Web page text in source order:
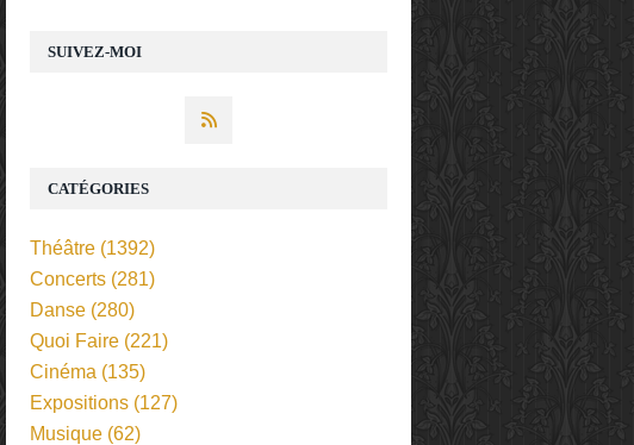
SUIVEZ-MOI
CATÉGORIES
Théâtre (1392)
Concerts (281)
Danse (280)
Quoi Faire (221)
Cinéma (135)
Expositions (127)
Musique (62)